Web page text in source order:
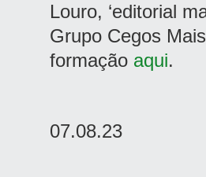
Louro, ‘editorial
Grupo Cegos
formação aqui.
07.08.23